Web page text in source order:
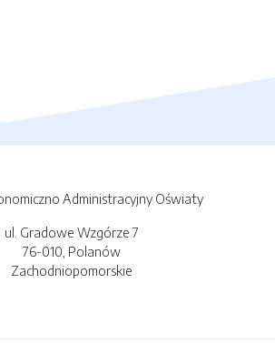
Administracyjny Oświaty
ul. Gradowe Wzgórze 7
76-010, Polanów
Zachodniopomorskie